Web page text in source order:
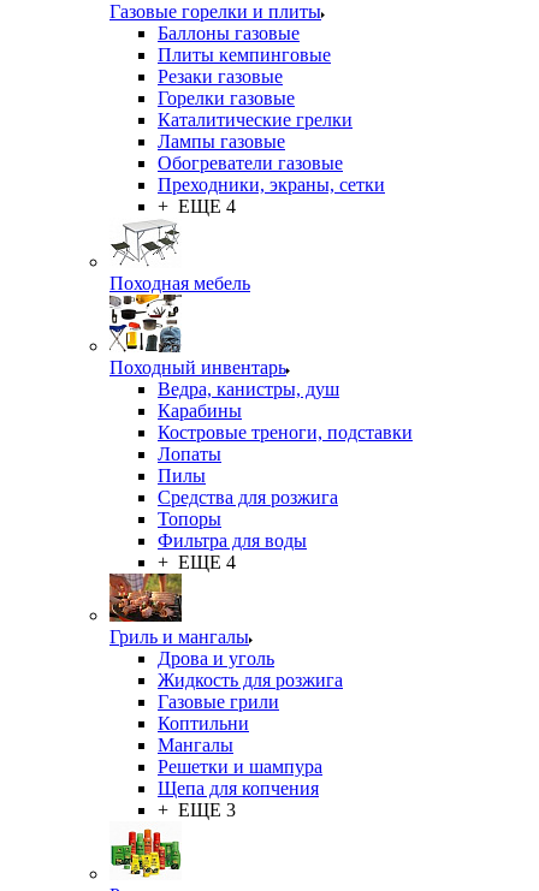
Газовые горелки и плиты
Баллоны газовые
Плиты кемпинговые
Резаки газовые
Горелки газовые
Каталитические грелки
Лампы газовые
Обогреватели газовые
Преходники, экраны, сетки
+ ЕЩЕ 4
Походная мебель
Походный инвентарь
Ведра, канистры, душ
Карабины
Костровые треноги, подставки
Лопаты
Пилы
Средства для розжига
Топоры
Фильтра для воды
+ ЕЩЕ 4
Гриль и мангалы
Дрова и уголь
Жидкость для розжига
Газовые грили
Коптильни
Мангалы
Решетки и шампура
Щепа для копчения
+ ЕЩЕ 3